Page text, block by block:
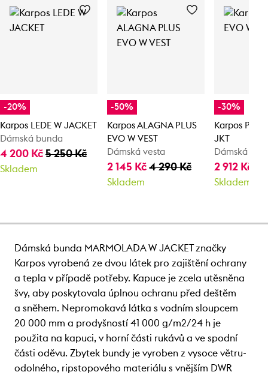
-20%
Karpos LEDE W JACKET
Dámská bunda
4 200 Kč 5 250 Kč
Skladem
-50%
Karpos ALAGNA PLUS
EVO W VEST
Dámská vesta
2 145 Kč4 290 Kč
Skladem
-30%
Karpos
JKT
Dámská
2 912 Kč
Skladem
Dámská bunda MARMOLADA W JACKET značky
Karpos vyrobená ze dvou látek pro zajištění ochrany
a tepla v případě potřeby. Kapuce je zcela utěsněna
švy, aby poskytovala úplnou ochranu před deštěm
a sněhem. Nepromokavá látka s vodním sloupcem
20 000 mm a prodyšností 41 000 g/m2/24 h je
použita na kapuci, v horní části rukávů a ve spodní
části oděvu. Zbytek bundy je vyroben z vysoce větru-
odolného, ripstopového materiálu s vnějším DWR